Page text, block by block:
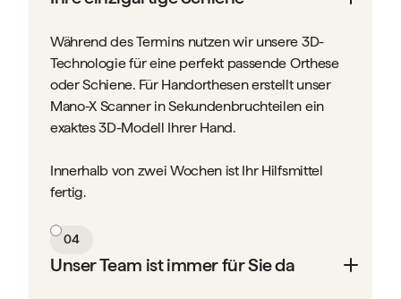
Während des Termins nutzen wir unsere 3D-
Technologie für eine perfekt passende Orthese
oder Schiene. Für Handorthesen erstellt unser
Mano-X Scanner in Sekundenbruchteilen ein
exaktes 3D-Modell Ihrer Hand.
Innerhalb von zwei Wochen ist Ihr Hilfsmittel
fertig.
04
Unser Team ist immer für Sie da